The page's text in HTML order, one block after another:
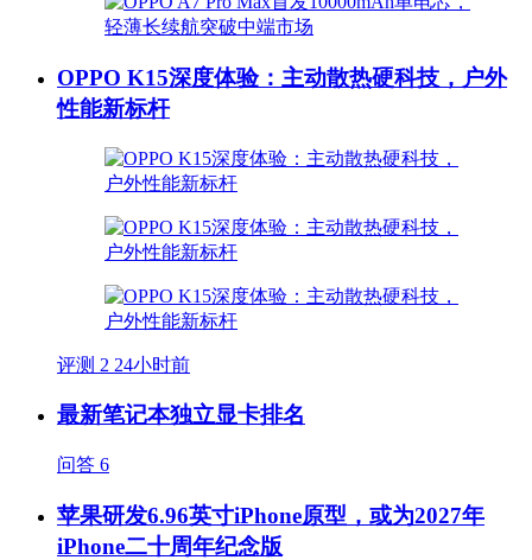
OPPO K15深度体验：主动散热硬科技，户外
性能新标杆
评测 2 24小时前
最新笔记本独立显卡排名
问答 6
苹果研发6.96英寸iPhone原型，或为2027年
iPhone二十周年纪念版